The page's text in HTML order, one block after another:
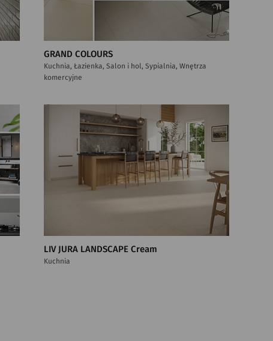
GRAND COLOURS
Kuchnia, Łazienka, Salon i hol, Sypialnia, Wnętrza
komercyjne
LIV JURA LANDSCAPE Cream
Kuchnia